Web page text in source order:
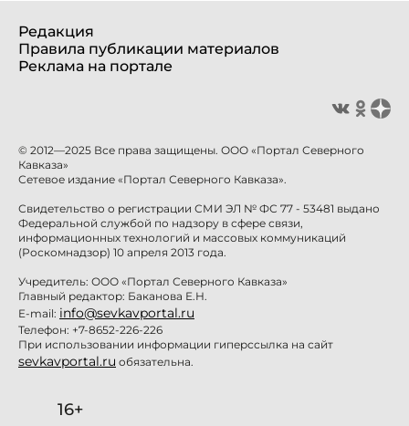
Редакция
Правила публикации материалов
Реклама на портале
© 2012—2025 Все права защищены. ООО «Портал Северного
Кавказа»
Сетевое издание «Портал Северного Кавказа».
Свидетельство о регистрации СМИ ЭЛ № ФС 77 - 53481 выдано
Федеральной службой по надзору в сфере связи,
информационных технологий и массовых коммуникаций
(Роскомнадзор) 10 апреля 2013 года.
Учредитель: ООО «Портал Северного Кавказа»
Главный редактор: Баканова Е.Н.
E-mail: info@sevkavportal.ru
Телефон: +7-8652-226-226
При использовании информации гиперссылка на сайт
sevkavportal.ru обязательна.
16+